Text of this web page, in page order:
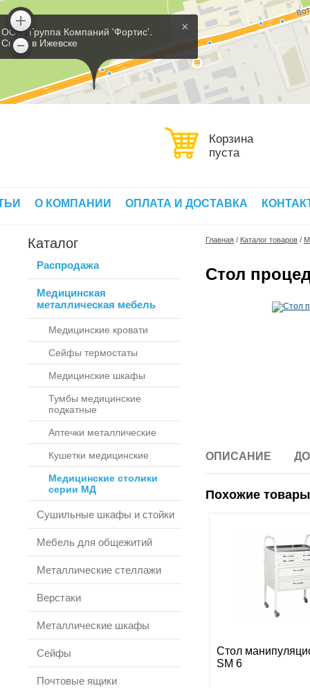
×
ООО 'Группа Компаний 'Фортис'.
Склад в Ижевске
Корзина
пуста
О КОМПАНИИ ОПЛАТА И ДОСТАВКА
Каталог
Распродажа
Медицинская
металлическая мебель
Медицинские кровати
Сейфы термостаты
Медицинские шкафы
Тумбы медицинские
подкатные
Аптечки металлические
Кушетки медицинские
Медицинские столики
серии МД
Сушильные шкафы и стойки
Мебель для общежитий
Металлические стеллажи
Верстаки
Металлические шкафы
Сейфы
Почтовые ящики
Главная / Каталог товаров /
Стол
ОПИСАНИЕ
Похожие
Стол
SM 6